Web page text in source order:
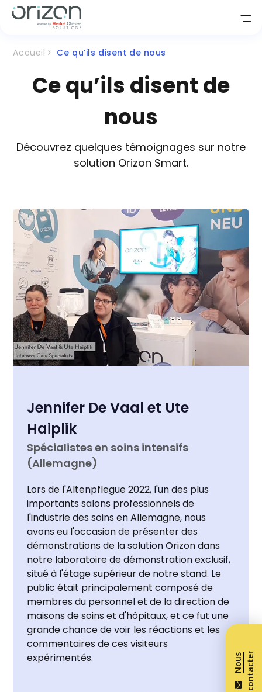
Accueil Ce qu’ils disent de nous
Ce qu’ils disent de
nous
Découvrez quelques témoignages sur notre
solution Orizon Smart.
Jennifer De Vaal et Ute
Haiplik
Spécialistes en soins intensifs
(Allemagne)
Lors de l'Altenpflegue 2022, l'un des plus
importants salons professionnels de
l'industrie des soins en Allemagne, nous
avons eu l'occasion de présenter des
démonstrations de la solution Orizon dans
notre laboratoire de démonstration exclusif,
situé à l'étage supérieur de notre stand. Le
public était principalement composé de
membres du personnel et de la direction de
maisons de soins et d'hôpitaux, et ce fut une
grande chance de voir les réactions et les
commentaires de ces visiteurs
expérimentés.
N
o
u
s
c
o
n
t
a
c
t
e r